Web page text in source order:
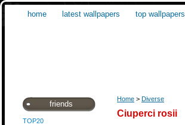
home latest wallpapers top wallpapers
friends
TOP20
Home > Diverse
Ciuperci rosii